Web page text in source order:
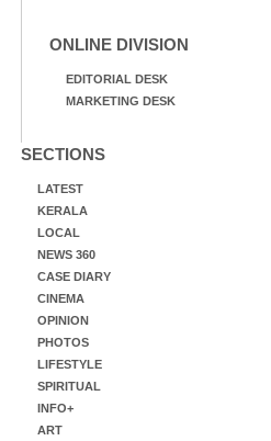
ONLINE DIVISION
EDITORIAL DESK
MARKETING DESK
SECTIONS
LATEST
KERALA
LOCAL
NEWS 360
CASE DIARY
CINEMA
OPINION
PHOTOS
LIFESTYLE
SPIRITUAL
INFO+
ART